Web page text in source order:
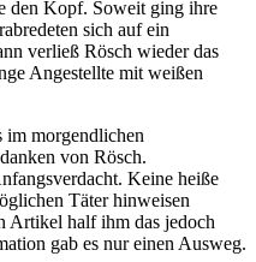
den Kopf. Soweit ging ihre
sich auf ein
verließ Rösch wieder das
Angestellte mit weißen
im morgendlichen
von Rösch.
Keine heiße
Täter hinweisen
Artikel half ihm das jedoch
gab es nur einen Ausweg.